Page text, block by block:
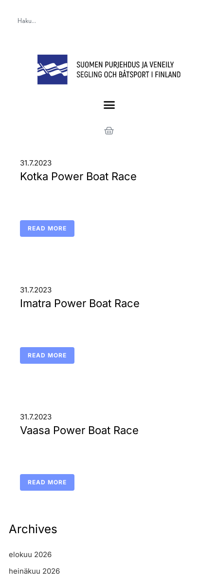
31.7.2023
Kotka Power Boat Race
READ MORE
31.7.2023
Imatra Power Boat Race
READ MORE
31.7.2023
Vaasa Power Boat Race
READ MORE
Archives
elokuu 2026
heinäkuu 2026